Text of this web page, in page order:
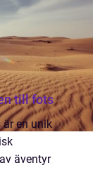
till fots
en unik
äventyr